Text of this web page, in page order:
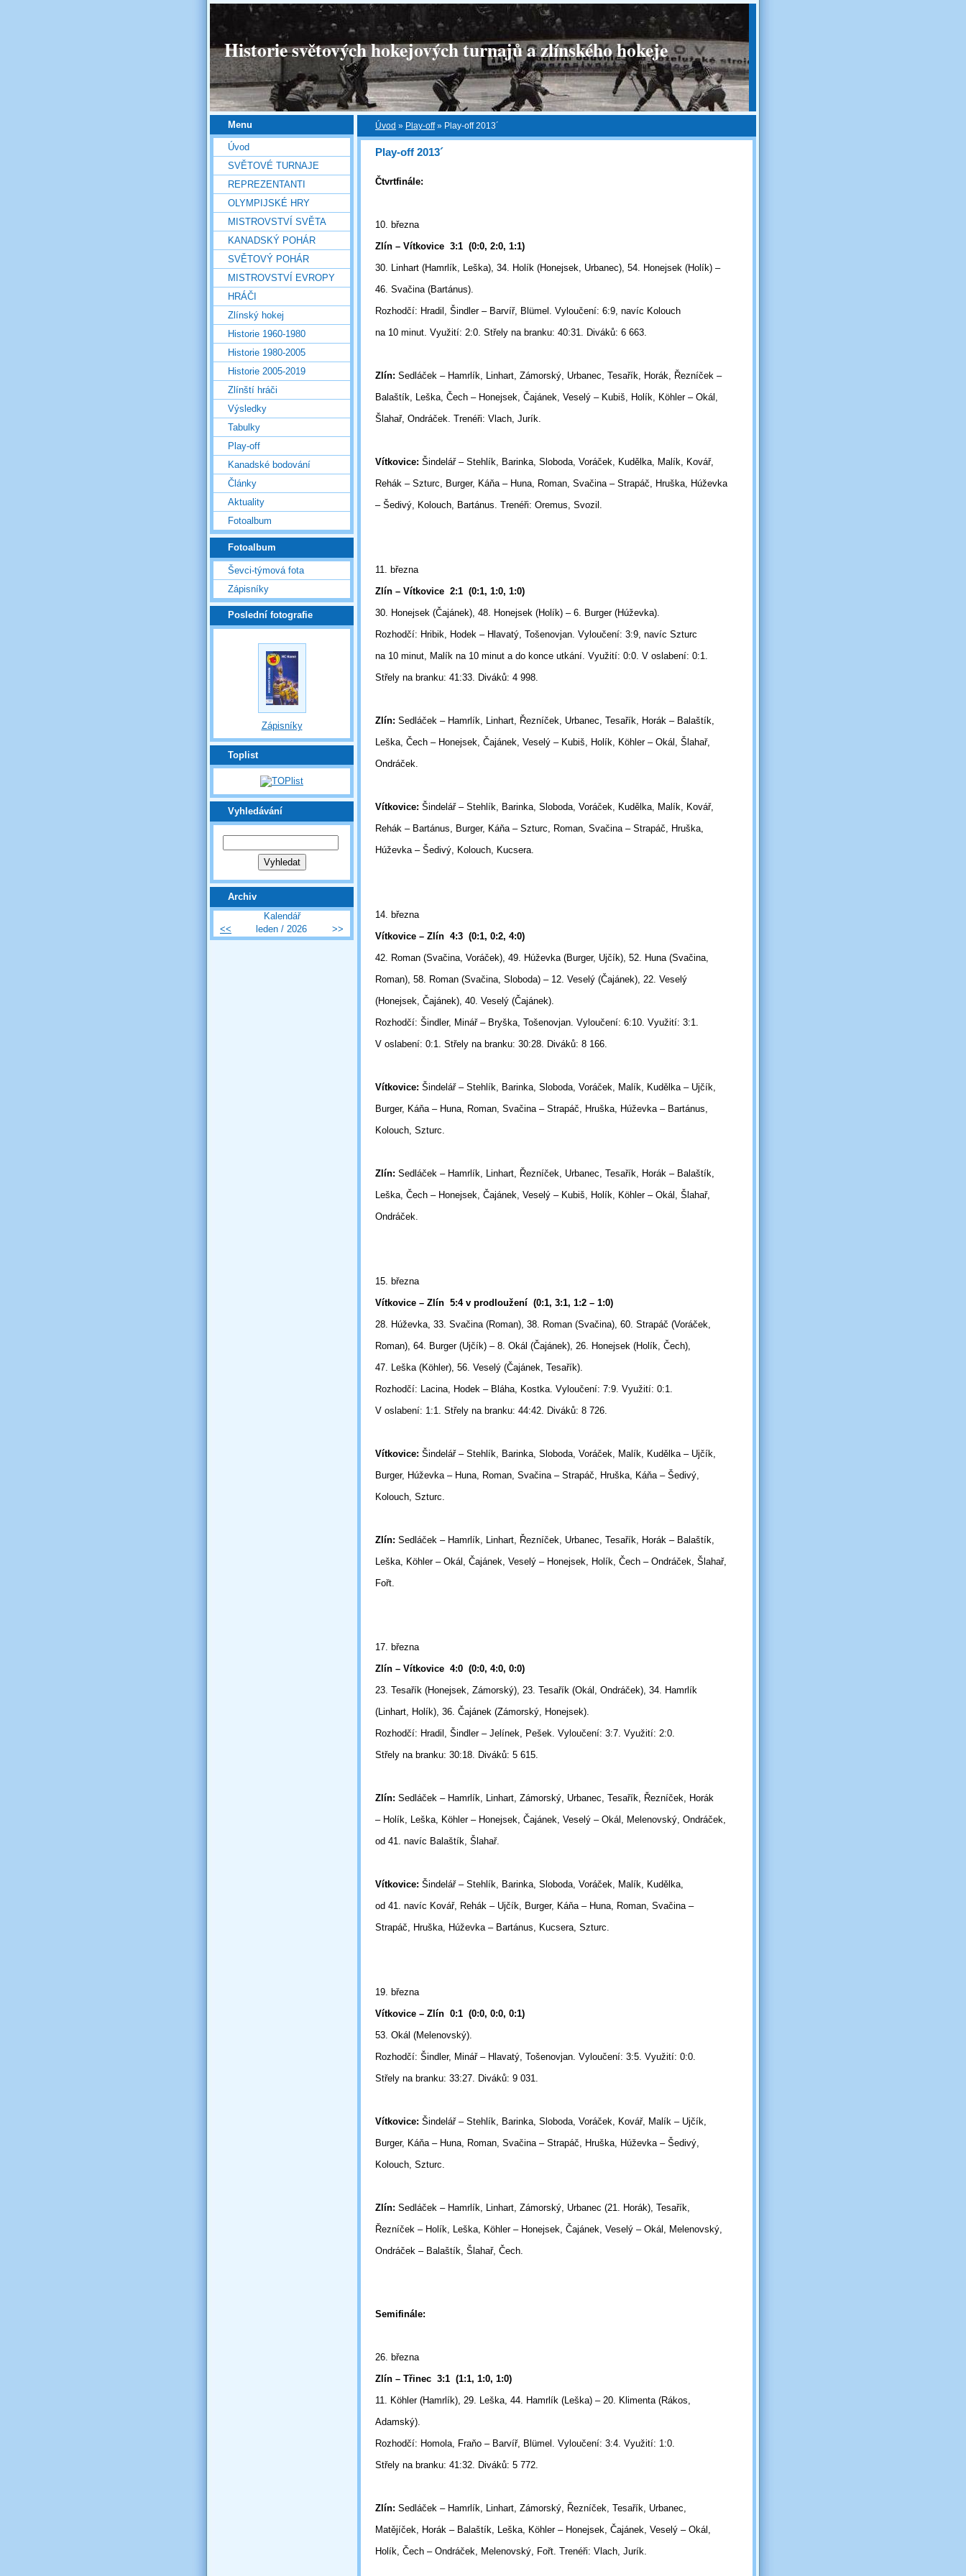
Historie světových hokejových turnajů a zlínského hokeje
Úvod » Play-off» Play-off 2013´
Play-off 2013´
Čtvrtfinále:
10. března
Zlín – Vítkovice 3:1 (0:0, 2:0, 1:1)
30. Linhart (Hamrlík, Leška), 34. Holík (Honejsek, Urbanec), 54. Honejsek (Holík) –
46. Svačina (Bartánus).
Rozhodčí: Hradil, Šindler – Barvíř, Blümel. Vyloučení: 6:9, navíc Kolouch
na 10 minut. Využití: 2:0. Střely na branku: 40:31. Diváků: 6 663.
Zlín: Sedláček – Hamrlík, Linhart, Zámorský, Urbanec, Tesařík, Horák, Řezníček –
Balaštík, Leška, Čech – Honejsek, Čajánek, Veselý – Kubiš, Holík, Köhler – Okál,
Šlahař, Ondráček. Trenéři: Vlach, Jurík.
Vítkovice: Šindelář – Stehlík, Barinka, Sloboda, Voráček, Kudělka, Malík, Kovář,
Rehák – Szturc, Burger, Káňa – Huna, Roman, Svačina – Strapáč, Hruška, Húževka
– Šedivý, Kolouch, Bartánus. Trenéři: Oremus, Svozil.
11. března
Zlín – Vítkovice 2:1 (0:1, 1:0, 1:0)
30. Honejsek (Čajánek), 48. Honejsek (Holík) – 6. Burger (Húževka).
Rozhodčí: Hribik, Hodek – Hlavatý, Tošenovjan. Vyloučení: 3:9, navíc Szturc
na 10 minut, Malík na 10 minut a do konce utkání. Využití: 0:0. V oslabení: 0:1.
Střely na branku: 41:33. Diváků: 4 998.
Zlín: Sedláček – Hamrlík, Linhart, Řezníček, Urbanec, Tesařík, Horák – Balaštík,
Leška, Čech – Honejsek, Čajánek, Veselý – Kubiš, Holík, Köhler – Okál, Šlahař,
Ondráček.
Vítkovice: Šindelář – Stehlík, Barinka, Sloboda, Voráček, Kudělka, Malík, Kovář,
Rehák – Bartánus, Burger, Káňa – Szturc, Roman, Svačina – Strapáč, Hruška,
Húževka – Šedivý, Kolouch, Kucsera.
14. března
Vítkovice – Zlín 4:3 (0:1, 0:2, 4:0)
42. Roman (Svačina, Voráček), 49. Húževka (Burger, Ujčík), 52. Huna (Svačina,
Roman), 58. Roman (Svačina, Sloboda) – 12. Veselý (Čajánek), 22. Veselý
(Honejsek, Čajánek), 40. Veselý (Čajánek).
Rozhodčí: Šindler, Minář – Bryška, Tošenovjan. Vyloučení: 6:10. Využití: 3:1.
V oslabení: 0:1. Střely na branku: 30:28. Diváků: 8 166.
Vítkovice: Šindelář – Stehlík, Barinka, Sloboda, Voráček, Malík, Kudělka – Ujčík,
Burger, Káňa – Huna, Roman, Svačina – Strapáč, Hruška, Húževka – Bartánus,
Kolouch, Szturc.
Zlín: Sedláček – Hamrlík, Linhart, Řezníček, Urbanec, Tesařík, Horák – Balaštík,
Leška, Čech – Honejsek, Čajánek, Veselý – Kubiš, Holík, Köhler – Okál, Šlahař,
Ondráček.
15. března
Vítkovice – Zlín 5:4 v prodloužení (0:1, 3:1, 1:2 – 1:0)
28. Húževka, 33. Svačina (Roman), 38. Roman (Svačina), 60. Strapáč (Voráček,
Roman), 64. Burger (Ujčík) – 8. Okál (Čajánek), 26. Honejsek (Holík, Čech),
47. Leška (Köhler), 56. Veselý (Čajánek, Tesařík).
Rozhodčí: Lacina, Hodek – Bláha, Kostka. Vyloučení: 7:9. Využití: 0:1.
V oslabení: 1:1. Střely na branku: 44:42. Diváků: 8 726.
Vítkovice: Šindelář – Stehlík, Barinka, Sloboda, Voráček, Malík, Kudělka – Ujčík,
Burger, Húževka – Huna, Roman, Svačina – Strapáč, Hruška, Káňa – Šedivý,
Kolouch, Szturc.
Zlín: Sedláček – Hamrlík, Linhart, Řezníček, Urbanec, Tesařík, Horák – Balaštík,
Leška, Köhler – Okál, Čajánek, Veselý – Honejsek, Holík, Čech – Ondráček, Šlahař,
Fořt.
17. března
Zlín – Vítkovice 4:0 (0:0, 4:0, 0:0)
23. Tesařík (Honejsek, Zámorský), 23. Tesařík (Okál, Ondráček), 34. Hamrlík
(Linhart, Holík), 36. Čajánek (Zámorský, Honejsek).
Rozhodčí: Hradil, Šindler – Jelínek, Pešek. Vyloučení: 3:7. Využití: 2:0.
Střely na branku: 30:18. Diváků: 5 615.
Zlín: Sedláček – Hamrlík, Linhart, Zámorský, Urbanec, Tesařík, Řezníček, Horák
– Holík, Leška, Köhler – Honejsek, Čajánek, Veselý – Okál, Melenovský, Ondráček,
od 41. navíc Balaštík, Šlahař.
Vítkovice: Šindelář – Stehlík, Barinka, Sloboda, Voráček, Malík, Kudělka,
od 41. navíc Kovář, Rehák – Ujčík, Burger, Káňa – Huna, Roman, Svačina –
Strapáč, Hruška, Húževka – Bartánus, Kucsera, Szturc.
19. března
Vítkovice – Zlín 0:1 (0:0, 0:0, 0:1)
53. Okál (Melenovský).
Rozhodčí: Šindler, Minář – Hlavatý, Tošenovjan. Vyloučení: 3:5. Využití: 0:0.
Střely na branku: 33:27. Diváků: 9 031.
Vítkovice: Šindelář – Stehlík, Barinka, Sloboda, Voráček, Kovář, Malík – Ujčík,
Burger, Káňa – Huna, Roman, Svačina – Strapáč, Hruška, Húževka – Šedivý,
Kolouch, Szturc.
Zlín: Sedláček – Hamrlík, Linhart, Zámorský, Urbanec (21. Horák), Tesařík,
Řezníček – Holík, Leška, Köhler – Honejsek, Čajánek, Veselý – Okál, Melenovský,
Ondráček – Balaštík, Šlahař, Čech.
Semifinále:
26. března
Zlín – Třinec 3:1 (1:1, 1:0, 1:0)
11. Köhler (Hamrlík), 29. Leška, 44. Hamrlík (Leška) – 20. Klimenta (Rákos,
Adamský).
Rozhodčí: Homola, Fraňo – Barvíř, Blümel. Vyloučení: 3:4. Využití: 1:0.
Střely na branku: 41:32. Diváků: 5 772.
Zlín: Sedláček – Hamrlík, Linhart, Zámorský, Řezníček, Tesařík, Urbanec,
Matějíček, Horák – Balaštík, Leška, Köhler – Honejsek, Čajánek, Veselý – Okál,
Holík, Čech – Ondráček, Melenovský, Fořt. Trenéři: Vlach, Jurík.
Menu
Úvod
SVĚTOVÉ TURNAJE
REPREZENTANTI
OLYMPIJSKÉ HRY
MISTROVSTVÍ SVĚTA
KANADSKÝ POHÁR
SVĚTOVÝ POHÁR
MISTROVSTVÍ EVROPY
HRÁČI
Zlínský hokej
Historie 1960-1980
Historie 1980-2005
Historie 2005-2019
Zlínští hráči
Výsledky
Tabulky
Play-off
Kanadské bodování
Články
Aktuality
Fotoalbum
Fotoalbum
Ševci-týmová fota
Zápisníky
Poslední fotografie
Zápisníky
Toplist
Vyhledávání
Archiv
Kalendář
<<
leden / 2026 >>